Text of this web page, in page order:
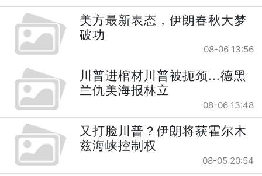
美方最新表态，伊朗春秋大梦
破功
08-06 13:56
川普进棺材川普被扼颈...德黑
兰仇美海报林立
08-06 13:48
又打脸川普？伊朗将获霍尔木
兹海峡控制权
08-05 20:54